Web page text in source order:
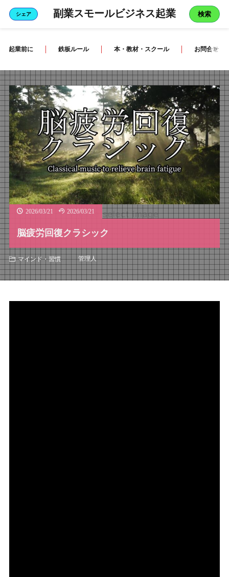
副業スモールビジネス起業
シェア 検索
起業前に 鉄板ルール 本・教材・スクール お問合せ
2026/03/21 2026/03/21
脳疲労回復クラシック
マインド・習慣 管理人